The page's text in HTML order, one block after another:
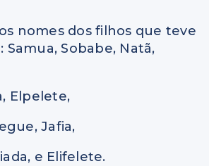
os nomes dos filhos que teve
Samua, Sobabe, Natã,
Elpelete,
Jafia,
e Elifelete.